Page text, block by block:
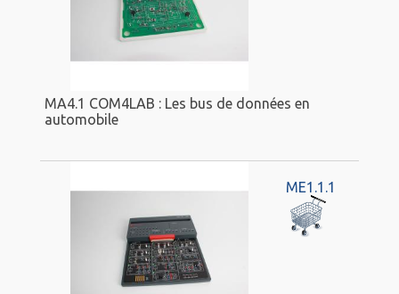
MA4.1 COM4LAB : Les bus de données en
automobile
ME1.1.1